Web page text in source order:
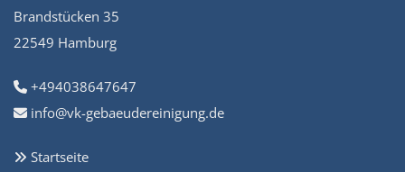
Brandstücken 35
22549 Hamburg
 +494038647647
 info@vk-gebaeudereinigung.de
 Startseite